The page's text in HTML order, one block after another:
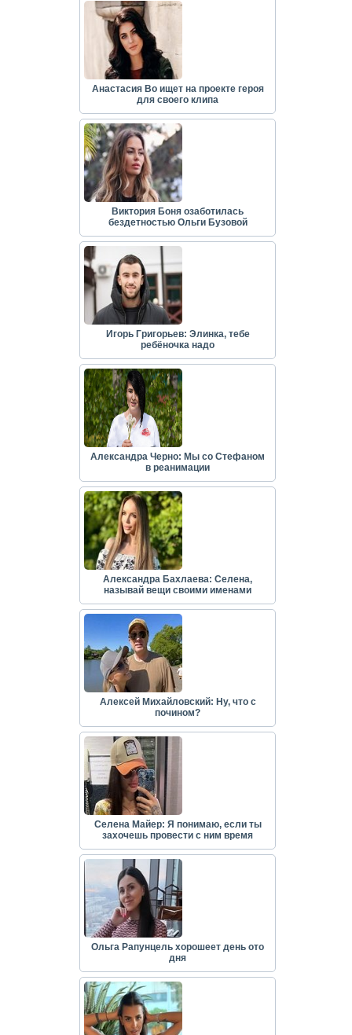
Анастасия Во ищет на проекте героя
для своего клипа
Виктория Боня озаботилась
бездетностью Ольги Бузовой
Игорь Григорьев: Элинка, тебе
ребёночка надо
Александра Черно: Мы со Стефаном
в реанимации
Александра Бахлаева: Селена,
называй вещи своими именами
Алексей Михайловский: Ну, что с
почином?
Селена Майер: Я понимаю, если ты
захочешь провести с ним время
Ольга Рапунцель хорошеет день ото
дня